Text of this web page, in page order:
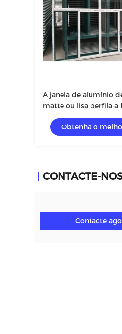
A janela de alumínio
matte ou lisa perfila a
comprimento
Obtenha o
CONTACTE-NOS
Contacte